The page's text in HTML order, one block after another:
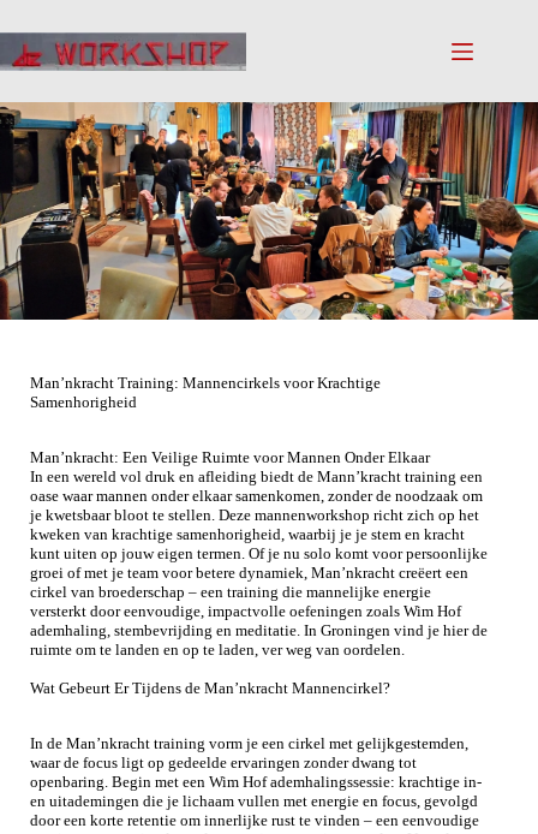
Man’nkracht Training: Mannencirkels voor Krachtige
Samenhorigheid
Man’nkracht: Een Veilige Ruimte voor Mannen Onder Elkaar
In een wereld vol druk en afleiding biedt de Mann’kracht training een
oase waar mannen onder elkaar samenkomen, zonder de noodzaak om
je kwetsbaar bloot te stellen. Deze mannenworkshop richt zich op het
kweken van krachtige samenhorigheid, waarbij je je stem en kracht
kunt uiten op jouw eigen termen. Of je nu solo komt voor persoonlijke
groei of met je team voor betere dynamiek, Man’nkracht creëert een
cirkel van broederschap – een training die mannelijke energie
versterkt door eenvoudige, impactvolle oefeningen zoals Wim Hof
ademhaling, stembevrijding en meditatie. In Groningen vind je hier de
ruimte om te landen en op te laden, ver weg van oordelen.
Wat Gebeurt Er Tijdens de Man’nkracht Mannencirkel?
In de Man’nkracht training vorm je een cirkel met gelijkgestemden,
waar de focus ligt op gedeelde ervaringen zonder dwang tot
openbaring. Begin met een Wim Hof ademhalingssessie: krachtige in-
en uitademingen die je lichaam vullen met energie en focus, gevolgd
door een korte retentie om innerlijke rust te vinden – een eenvoudige